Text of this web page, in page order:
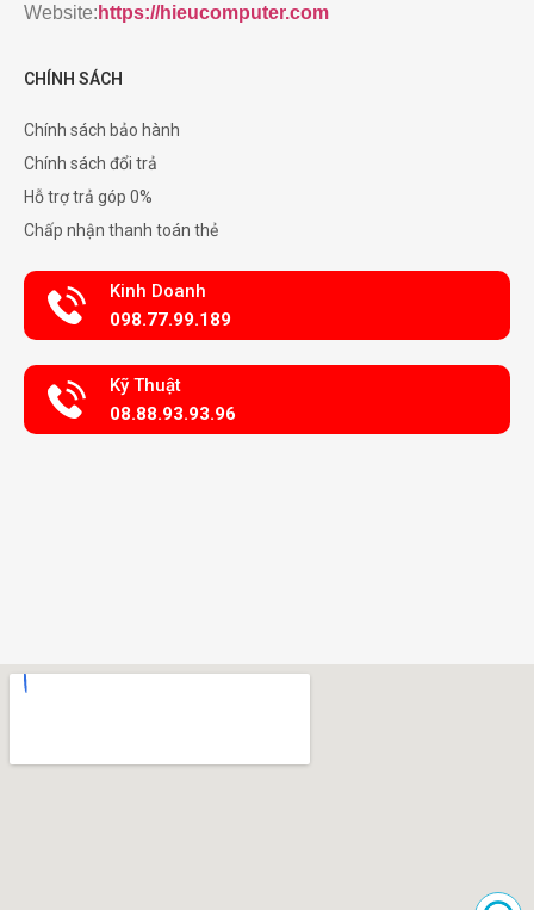
Website: https://hieucomputer.com
CHÍNH SÁCH
Chính sách bảo hành
Chính sách đổi trả
Hỗ trợ trả góp 0%
Chấp nhận thanh toán thẻ
Kinh Doanh
098.77.99.189
Kỹ Thuật
08.88.93.93.96